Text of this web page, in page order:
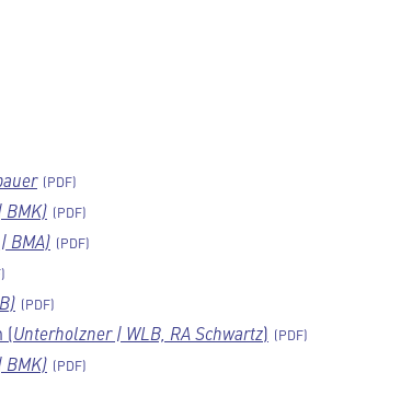
BMK)
BMA)
(Unterholzner | WLB, RA Schwartz)
BMK)